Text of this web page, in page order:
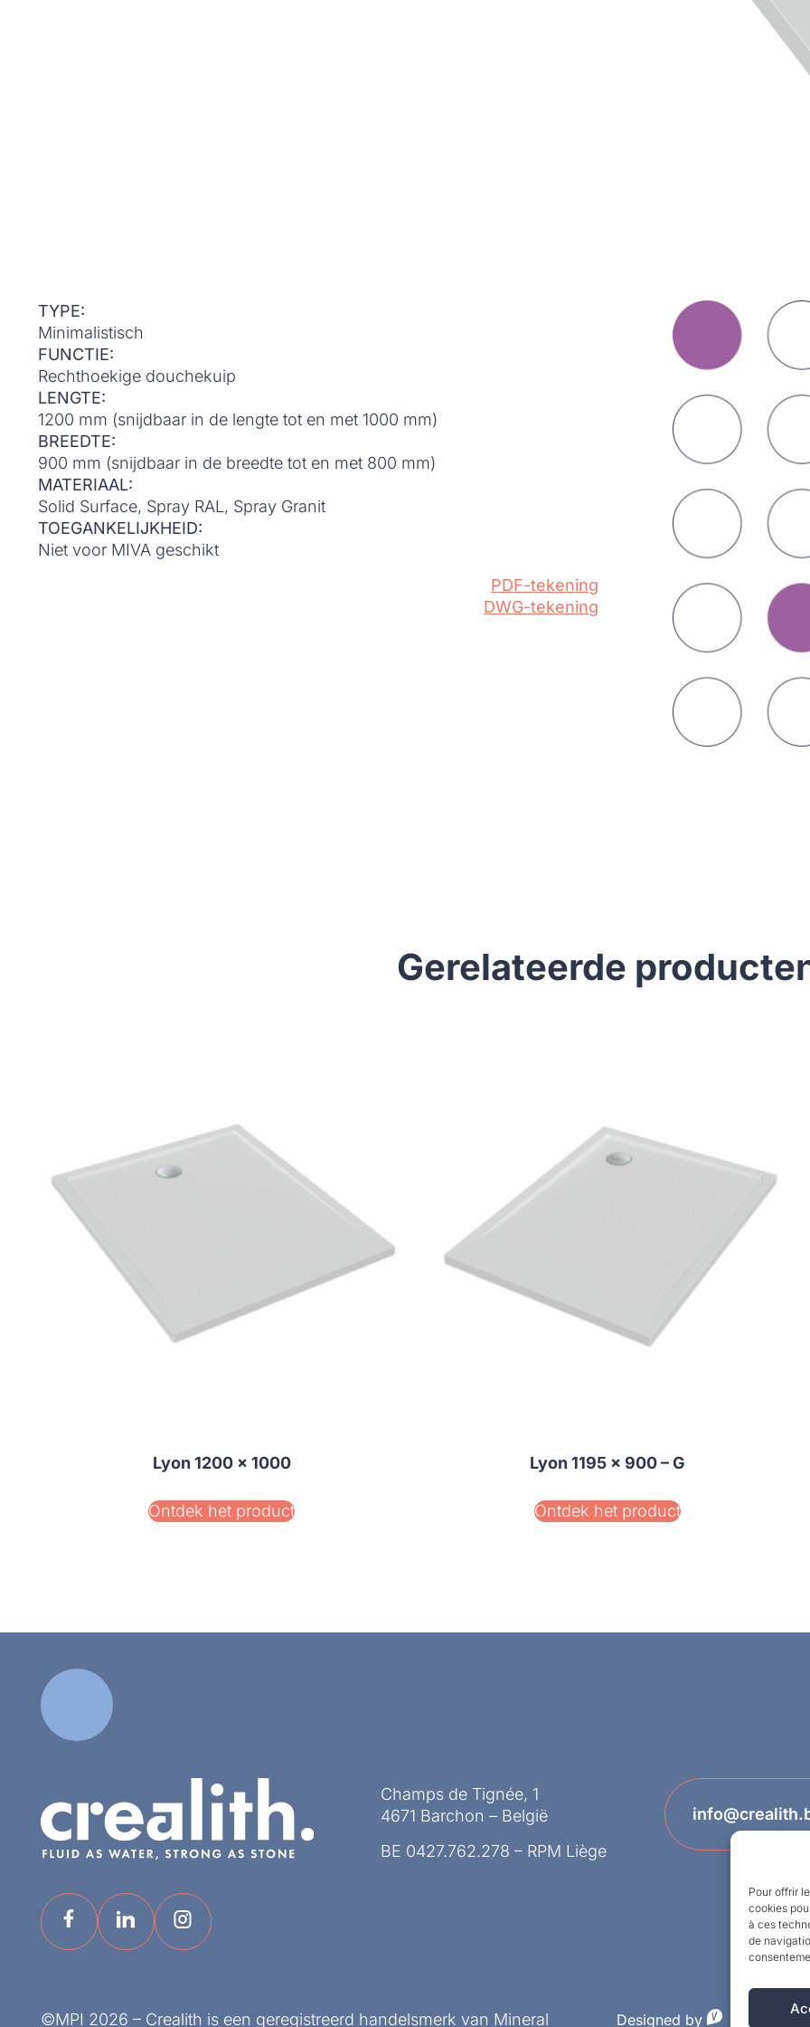
Pour offrir
cookies
à ces
de
TYPE:
Minimalistisch
FUNCTIE:
Rechthoekige douchekuip
LENGTE:
1200 mm (snijdbaar in de lengte tot en met 1000 mm)
BREEDTE:
900 mm (snijdbaar in de breedte tot en met 800 mm)
MATERIAAL:
Solid Surface, Spray RAL, Spray Granit
TOEGANKELIJKHEID:
Niet voor MIVA geschikt
PDF-tekening
DWG-tekening
Gerelateerde
Lyon 1200 x 1000
Ontdek het product
Lyon 1195 x 900 – G
Ontdek het product
Champs de Tignée, 1
4671 Barchon – België
BE 0427.762.278 – RPM Liège
©MPI 2026 – Crealith is een geregistreerd handelsmerk van Mineral Designed by